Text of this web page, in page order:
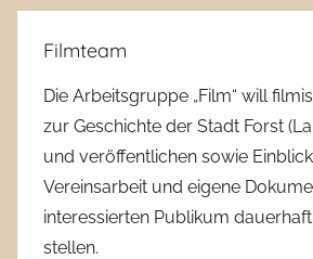
Filmteam
Die Arbeitsgruppe „Film“ will
zur Geschichte der Stadt Forst
und veröffentlichen sowie
Vereinsarbeit und eigene
interessierten Publikum
stellen.